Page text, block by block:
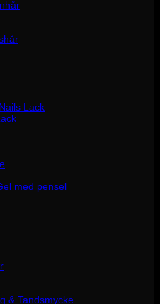
Lack
med pensel
& Tandsmycke